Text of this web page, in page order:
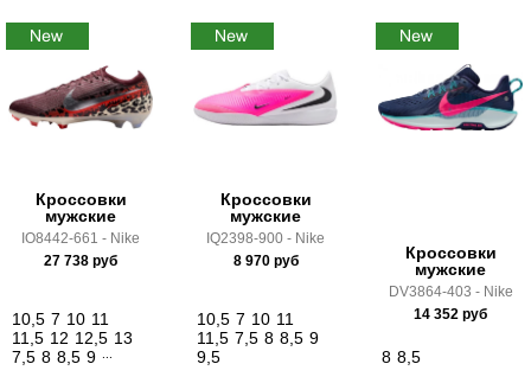
Кроссовки
мужские
IO8442-661 - Nike
27 738 руб
10,5 7 10 11
11,5 12 12,5 13
7,5 8 8,5 9
Кроссовки
мужские
IQ2398-900 - Nike
8 970руб
10,5 7 10 11
11,5 7,5 8 8,5 9
9,5
Кроссовки
мужские
DV3864-403 - Nike
14 352 руб
8 8,5